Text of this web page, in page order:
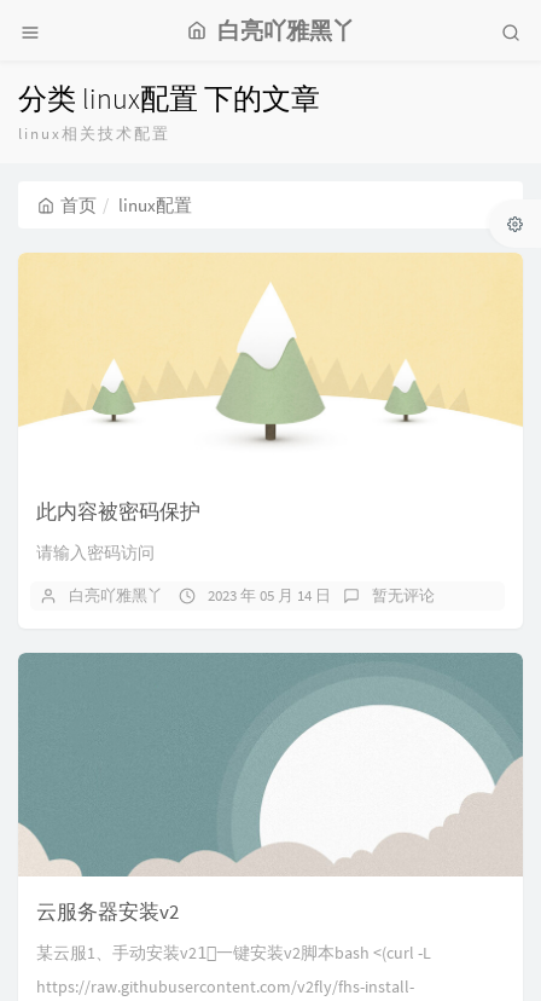
白亮吖雅黑丫
分类 linux配置 下的文章
linux相关技术配置
首页 linux配置
此内容被密码保护
请输入密码访问
白亮吖雅黑丫 2023 年 05 月 14 日 暂无评论
云服务器安装v2
某云服1、手动安装v21⃣️一键安装v2脚本bash <(curl -L
https://raw.githubusercontent.com/v2fly/fhs-install-